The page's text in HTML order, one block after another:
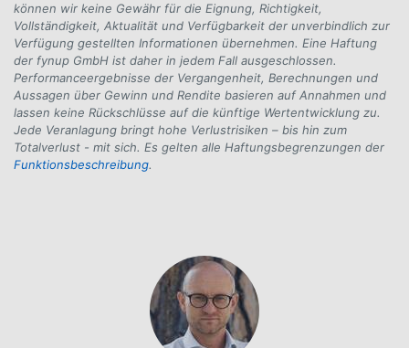
können wir keine Gewähr für die Eignung, Richtigkeit,
Vollständigkeit, Aktualität und Verfügbarkeit der unverbindlich zur
Verfügung gestellten Informationen übernehmen. Eine Haftung
der fynup GmbH ist daher in jedem Fall ausgeschlossen.
Performanceergebnisse der Vergangenheit, Berechnungen und
Aussagen über Gewinn und Rendite basieren auf Annahmen und
lassen keine Rückschlüsse auf die künftige Wertentwicklung zu.
Jede Veranlagung bringt hohe Verlustrisiken – bis hin zum
Totalverlust - mit sich. Es gelten alle Haftungsbegrenzungen der
Funktionsbeschreibung.